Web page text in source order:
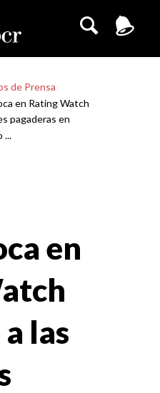
de Prensa
en Rating Watch
pagaderas en
...
en
las